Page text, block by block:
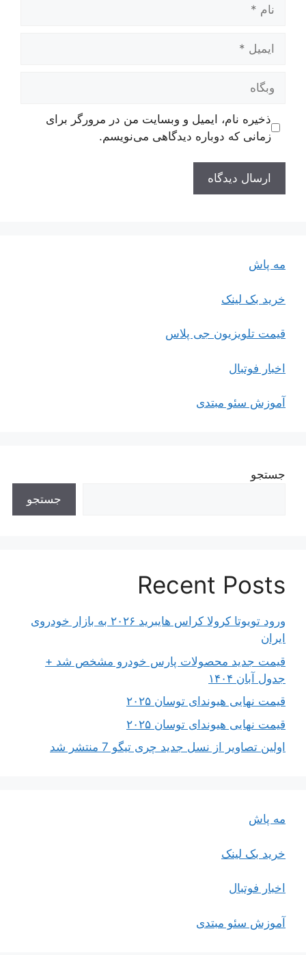
وبگاه
ذخیره نام، ایمیل و وبسایت من در مرورگر برای
زمانی که دوباره دیدگاهی می‌نویسم.
مه پاش
خرید بک لینک
قیمت تلویزیون جی پلاس
اخبار فوتبال
آموزش سئو مبتدی
جستجو
جستجو
Recent Posts
ورود تویوتا کرولا کراس هایبرید ۲۰۲۶ به بازار خودروی
ایران
قیمت جدید محصولات پارس خودرو مشخص شد +
جدول آبان ۱۴۰۴
قیمت نهایی هیوندای توسان ۲۰۲۵
قیمت نهایی هیوندای توسان ۲۰۲۵
اولین تصاویر از نسل جدید چری تیگو 7 منتشر شد
مه پاش
خرید بک لینک
اخبار فوتبال
آموزش سئو مبتدی